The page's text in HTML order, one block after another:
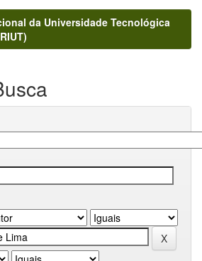
da Universidade Tecnológica